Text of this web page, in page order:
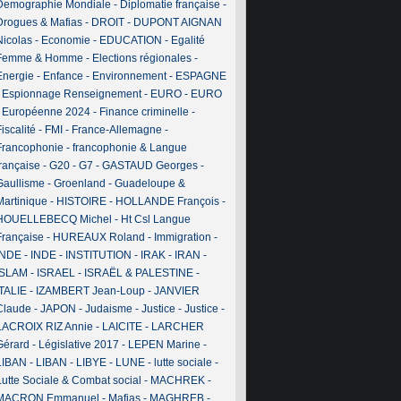
Mondiale - Diplomatie française -
& Mafias- DROIT- DUPONT AIGNAN
- Economie - EDUCATION - Egalité
& Homme - Elections régionales-
- Enfance - Environnement- ESPAGNE
Espionnage Renseignement- EURO- EURO
Européenne 2024- Finance criminelle -
- FMI - France-Allemagne -
- francophonie & Langue
- G20- G7 - GASTAUD Georges-
- Groenland - Guadeloupe &
- HISTOIRE- HOLLANDE François-
Michel - Ht Csl Langue
- HUREAUX Roland - Immigration -
- INDE- INSTITUTION - IRAK- IRAN -
- ISRAEL- ISRAËL & PALESTINE-
- IZAMBERT Jean-Loup- JANVIER
- JAPON - Judaisme - Justice - Justice -
RIZ Annie - LAICITE- LARCHER
- Législative 2017 - LEPEN Marine -
- LIBAN - LIBYE- LUNE- lutte sociale -
Sociale & Combat social - MACHREK-
Emmanuel - Mafias- MAGHREB-